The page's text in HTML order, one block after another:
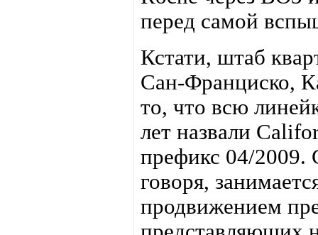
перед самой
Кстати, штаб
Сан-Франциско,
то, что всю
лет назвали
префикс 04/2009.
говоря,
продвижением